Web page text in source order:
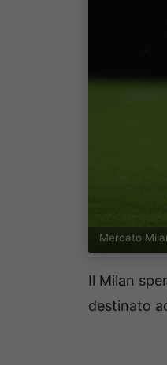
Mercato
Il Milan
destinato